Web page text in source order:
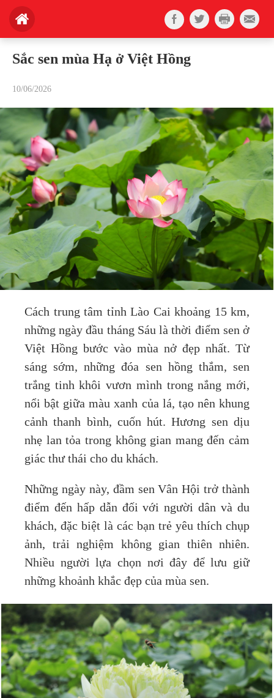
Sắc sen mùa Hạ ở Việt Hồng
10/06/2026
Cách trung tâm tỉnh Lào Cai khoảng 15 km,
những ngày đầu tháng Sáu là thời điểm sen ở
Việt Hồng bước vào mùa nở đẹp nhất. Từ
sáng sớm, những đóa sen hồng thắm, sen
trắng tinh khôi vươn mình trong nắng mới,
nổi bật giữa màu xanh của lá, tạo nên khung
cảnh thanh bình, cuốn hút. Hương sen dịu
nhẹ lan tỏa trong không gian mang đến cảm
giác thư thái cho du khách.
Những ngày này, đầm sen Vân Hội trở thành
điểm đến hấp dẫn đối với người dân và du
khách, đặc biệt là các bạn trẻ yêu thích chụp
ảnh, trải nghiệm không gian thiên nhiên.
Nhiều người lựa chọn nơi đây để lưu giữ
những khoảnh khắc đẹp của mùa sen.